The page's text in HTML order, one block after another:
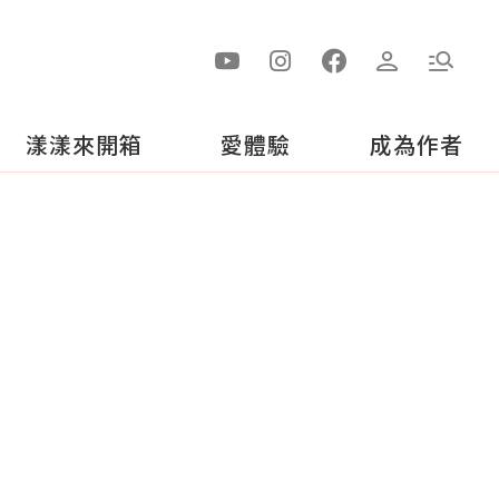
漾漾來開箱 愛體驗 成為作者